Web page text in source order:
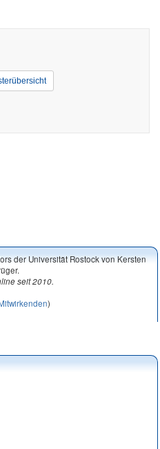
der Universität Rostock von Kersten
seit 2010.
)